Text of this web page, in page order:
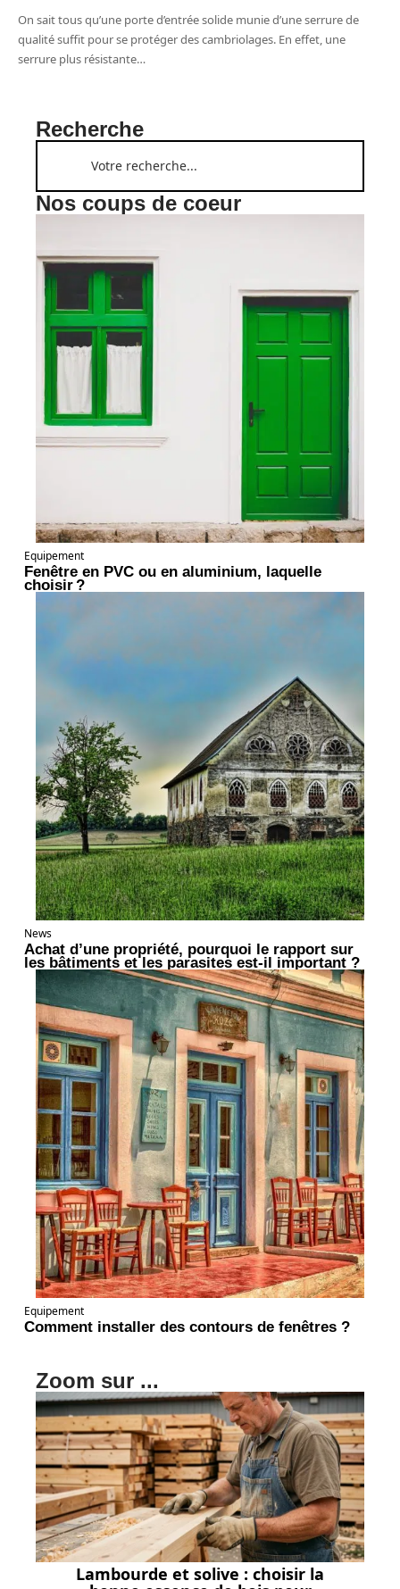
On sait tous qu’une porte d’entrée solide munie d’une serrure de
qualité suffit pour se protéger des cambriolages. En effet, une
serrure plus résistante…
Recherche
Nos coups de coeur
Equipement
Fenêtre en PVC ou en aluminium, laquelle
choisir ?
News
Achat d’une propriété, pourquoi le rapport sur
les bâtiments et les parasites est-il important ?
Equipement
Comment installer des contours de fenêtres ?
Zoom sur ...
Lambourde et solive : choisir la